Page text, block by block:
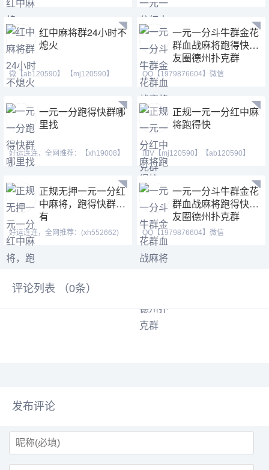
【hf420624】亲友团上下
快，一元一分群，24小时不熄
红中麻将群24小时不
熄火
微【ab120590】 【mj120590】
【hf420624】微信上的麻
一元一分斗牛群金花
群血战麻将跑得快亲
友圈德州扑克群
QQ【1979876604】微信
【2416921397】 跑得快群亲友圈
一元一分跑得快群哪
里找
好运连连，全网推荐：【xh19008】
【xh29008】【tj19008】
正规一元一分红中麻
将跑得快
加V【mj120590】【ab120590】
【hf420624】加不上微信
正规无押一元一分红
中麻将，跑得快群我
有
好运连连，全网推荐：(xh552662)
(zm552662)【1438079643】
一元一分斗牛群金花
群血战麻将跑得快亲
友圈德州扑克群
QQ【1979876604】微信
【2416921397】 跑得快群亲友圈
评论列表 （0条）
发布评论